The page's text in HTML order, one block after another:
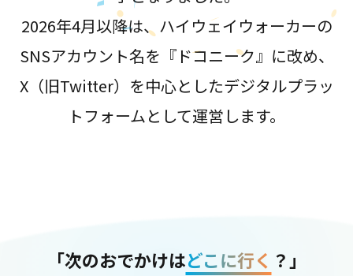
2026年4月以降は、ハイウェイウォーカーの
SNSアカウント名を『ドコニーク』に改め、
X（旧Twitter）を中心としたデジタルプラッ
トフォームとして運営します。
「次のおでかけはどこに行く ？」